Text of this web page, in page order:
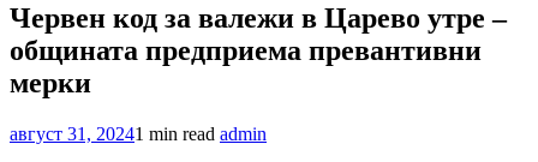
Червен код за валежи в Царево утре –
общината предприема превантивни
мерки
август 31, 20241 min read admin